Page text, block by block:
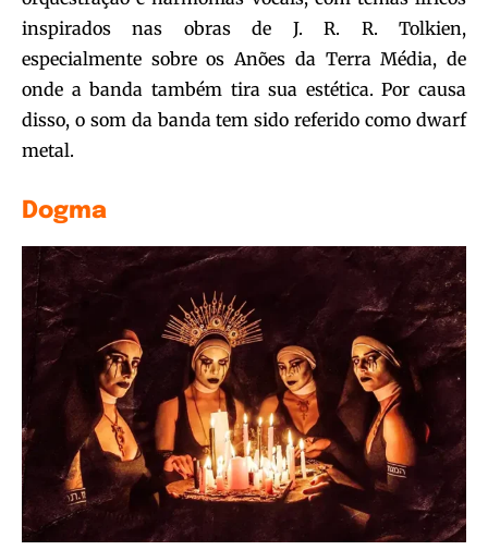
inspirados nas obras de J. R. R. Tolkien,
especialmente sobre os Anões da Terra Média, de
onde a banda também tira sua estética. Por causa
disso, o som da banda tem sido referido como dwarf
metal.
Dogma